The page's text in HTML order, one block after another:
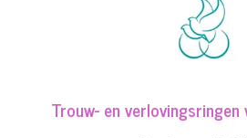
Trouw- en verlovingsringen